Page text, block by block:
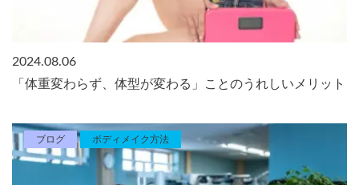
2024.08.06
「体重変わらず、体型が変わる」ことのうれしいメリット
ブログ ボディメイク方法